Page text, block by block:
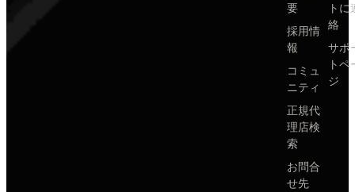
要
採用情
報
コミュ
ニティ
正規代
理店検
索
お問合
せ先
トに
絡
サポ
トペ
ジ